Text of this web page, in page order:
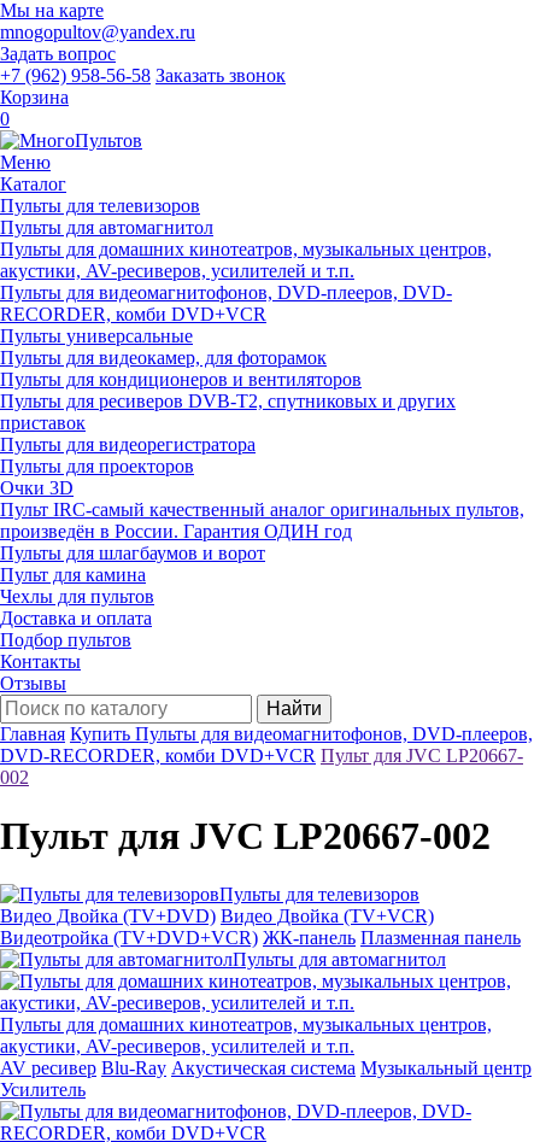
Мы на карте
mnogopultov@yandex.ru
Задать вопрос
+7 (962) 958-56-58 Заказать звонок
Корзина
0
Меню
Каталог
Пульты для телевизоров
Пульты для автомагнитол
Пульты для домашних кинотеатров, музыкальных центров,
акустики, AV-ресиверов, усилителей и т.п.
Пульты для видеомагнитофонов, DVD-плееров, DVD-
RECORDER, комби DVD+VCR
Пульты универсальные
Пульты для видеокамер, для фоторамок
Пульты для кондиционеров и вентиляторов
Пульты для ресиверов DVB-T2, спутниковых и других
приставок
Пульты для видеорегистратора
Пульты для проекторов
Очки 3D
Пульт IRC-самый качественный аналог оригинальных пультов,
произведён в России. Гарантия ОДИН год
Пульты для шлагбаумов и ворот
Пульт для камина
Чехлы для пультов
Доставка и оплата
Подбор пультов
Контакты
Отзывы
Найти
Главная Купить Пульты для видеомагнитофонов, DVD-плееров,
DVD-RECORDER, комби DVD+VCR Пульт для JVC LP20667-
002
Пульт для JVC LP20667-002
Пульты для телевизоров
Видео Двойка (TV+DVD) Видео Двойка (TV+VCR)
Видеотройка (TV+DVD+VCR) ЖК-панель Плазменная панель
Пульты для автомагнитол
Пульты для домашних кинотеатров, музыкальных центров,
акустики, AV-ресиверов, усилителей и т.п.
AV ресивер Blu-Ray Акустическая система Музыкальный центр
Усилитель